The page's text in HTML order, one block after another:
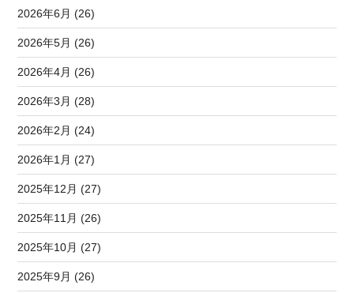
2026年6月 (26)
2026年5月 (26)
2026年4月 (26)
2026年3月 (28)
2026年2月 (24)
2026年1月 (27)
2025年12月 (27)
2025年11月 (26)
2025年10月 (27)
2025年9月 (26)